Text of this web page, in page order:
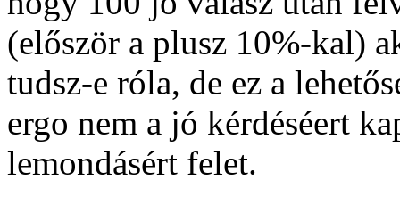
(először a plusz 10%-kal)
tudsz-e róla, de ez a
ergo nem a jó kérdéséert
lemondásért felet.